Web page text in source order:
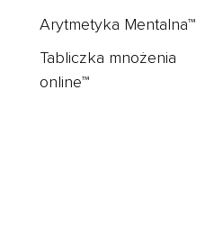
Arytmetyka Mentalna™
Tabliczka mnożenia
online™